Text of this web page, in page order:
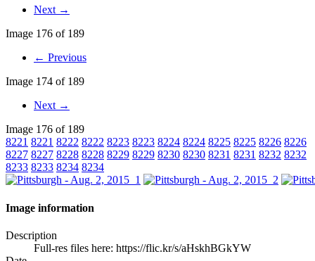
Next →
Image 176 of 189
← Previous
Image 174 of 189
Next →
Image 176 of 189
8221 8221 8222 8222 8223 8223 8224 8224 8225 8225 8226 8226
8227 8227 8228 8228 8229 8229 8230 8230 8231 8231 8232 8232
8233 8233 8234 8234
Image information
Description
Full-res files here: https://flic.kr/s/aHskhBGkYW